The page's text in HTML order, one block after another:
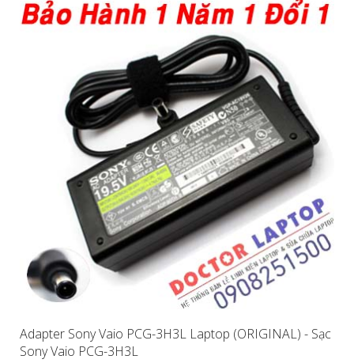
Adapter Sony Vaio PCG-3H3L Laptop (ORIGINAL) - Sạc
Sony Vaio PCG-3H3L